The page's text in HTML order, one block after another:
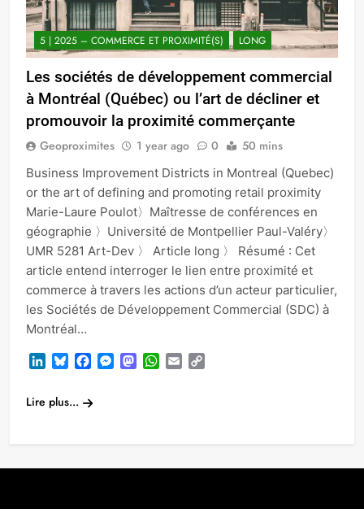
5 | 2025 – COMMERCE ET PROXIMITÉ(S) LONG
Les sociétés de développement commercial
à Montréal (Québec) ou l’art de décliner et
promouvoir la proximité commerçante
Geoproximites 1 year ago 0 50 mins
Business Improvement Districts in Montreal (Quebec)
or the art of defining and promoting retail proximity
Marie-Laure Poulot〉Maîtresse de conférences en
géographie 〉Université de Montpellier Paul-Valéry〉
UMR 5281 Art-Dev 〉 Article long 〉 Résumé : Cet
article entend interroger le lien entre proximité et
commerce à travers les actions d’un acteur particulier,
les Sociétés de Développement Commercial (SDC) à
Montréal…
LinkedInBlueskyFacebook
Messenger
Mastodon
WhatsApp
Email
Lire plus...